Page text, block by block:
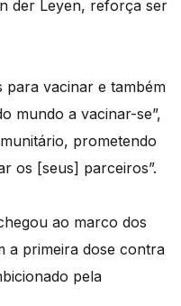
der Leyen, reforça ser
para vacinar e também
mundo a vacinar-se”,
prometendo
os [seus] parceiros”.
ao marco dos
a primeira dose contra
pela